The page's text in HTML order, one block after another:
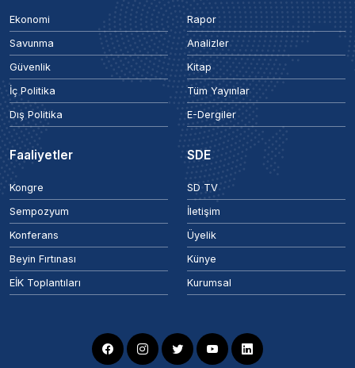
Ekonomi
Savunma
Güvenlik
İç Politika
Dış Politika
Rapor
Analizler
Kitap
Tüm Yayınlar
E-Dergiler
Faaliyetler
Kongre
Sempozyum
Konferans
Beyin Fırtınası
EİK Toplantıları
SDE
SD TV
İletişim
Üyelik
Künye
Kurumsal